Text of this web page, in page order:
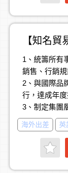
地與交付。
8. 負責業務
理。
9. 主導整體
10.收集並分
需求，持續
【職務亮點
彈性工作型
需進公司 4～
完善資源補
1、統籌所有
銷售、行銷規
2、與國際品
行，達成年度
3、制定集團
存）。
4、監控數據
週轉效率。
5、跨部門
海外出差 英